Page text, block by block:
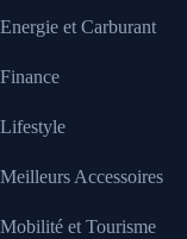
Energie et Carburant
Finance
Lifestyle
Meilleurs Accessoires
Mobilité et Tourisme